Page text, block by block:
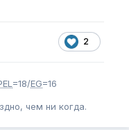
2
=18/EG=16
чем ни когда.